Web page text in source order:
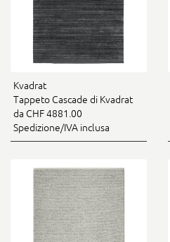
Kvadrat
Tappeto Cascade di Kvadrat
da CHF 4881.00
Spedizione/IVA inclusa